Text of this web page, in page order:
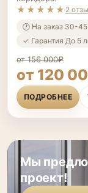
★★★★★ 2
🕐 На заказ 30-
✓ Гарантия До 5
от 156 000₽
от 120
ПОДРОБНЕЕ
Мы
проект!